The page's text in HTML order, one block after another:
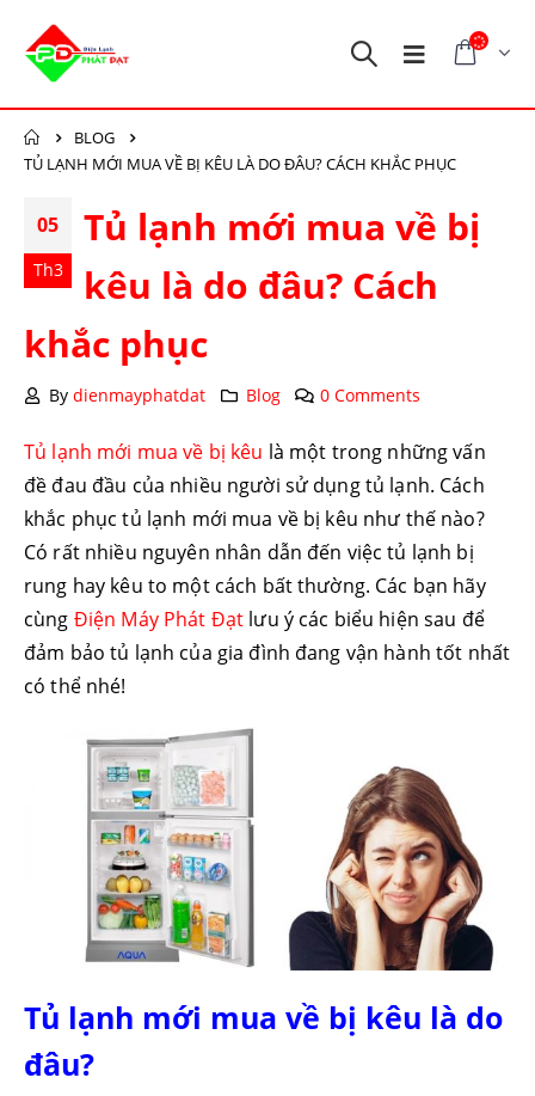
BLOG
TỦ LẠNH MỚI MUA VỀ BỊ KÊU LÀ DO ĐÂU? CÁCH KHẮC PHỤC
05
Th3
Tủ lạnh mới mua về bị
kêu là do đâu? Cách
khắc phục
Bydienmayphatdat Blog 0 Comments
Tủ lạnh mới mua về bị kêu là một trong những vấn
đề đau đầu của nhiều người sử dụng tủ lạnh. Cách
khắc phục tủ lạnh mới mua về bị kêu như thế nào?
Có rất nhiều nguyên nhân dẫn đến việc tủ lạnh bị
rung hay kêu to một cách bất thường. Các bạn hãy
cùng Điện Máy Phát Đạt lưu ý các biểu hiện sau để
đảm bảo tủ lạnh của gia đình đang vận hành tốt nhất
có thể nhé!
Tủ lạnh mới mua về bị kêu là do
đâu?